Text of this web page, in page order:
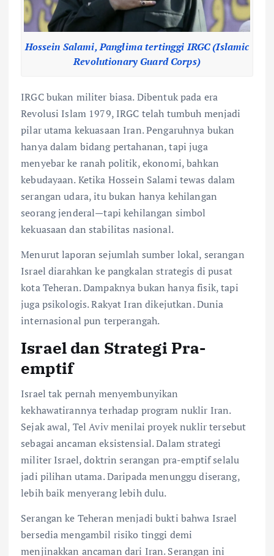
Hossein Salami, Panglima tertinggi IRGC (Islamic
Revolutionary Guard Corps)
IRGC bukan militer biasa. Dibentuk pada era
Revolusi Islam 1979, IRGC telah tumbuh menjadi
pilar utama kekuasaan Iran. Pengaruhnya bukan
hanya dalam bidang pertahanan, tapi juga
menyebar ke ranah politik, ekonomi, bahkan
kebudayaan. Ketika Hossein Salami tewas dalam
serangan udara, itu bukan hanya kehilangan
seorang jenderal—tapi kehilangan simbol
kekuasaan dan stabilitas nasional.
Menurut laporan sejumlah sumber lokal, serangan
Israel diarahkan ke pangkalan strategis di pusat
kota Teheran. Dampaknya bukan hanya fisik, tapi
juga psikologis. Rakyat Iran dikejutkan. Dunia
internasional pun terperangah.
Israel dan Strategi Pra-
emptif
Israel tak pernah menyembunyikan
kekhawatirannya terhadap program nuklir Iran.
Sejak awal, Tel Aviv menilai proyek nuklir tersebut
sebagai ancaman eksistensial. Dalam strategi
militer Israel, doktrin serangan pra-emptif selalu
jadi pilihan utama. Daripada menunggu diserang,
lebih baik menyerang lebih dulu.
Serangan ke Teheran menjadi bukti bahwa Israel
bersedia mengambil risiko tinggi demi
menjinakkan ancaman dari Iran. Serangan ini